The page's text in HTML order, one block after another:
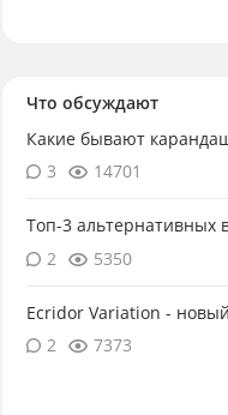
Что обсуждают
Какие бывают
3
14701
Топ-3 альтернативных
2
5350
Ecridor Variation -
2
7373